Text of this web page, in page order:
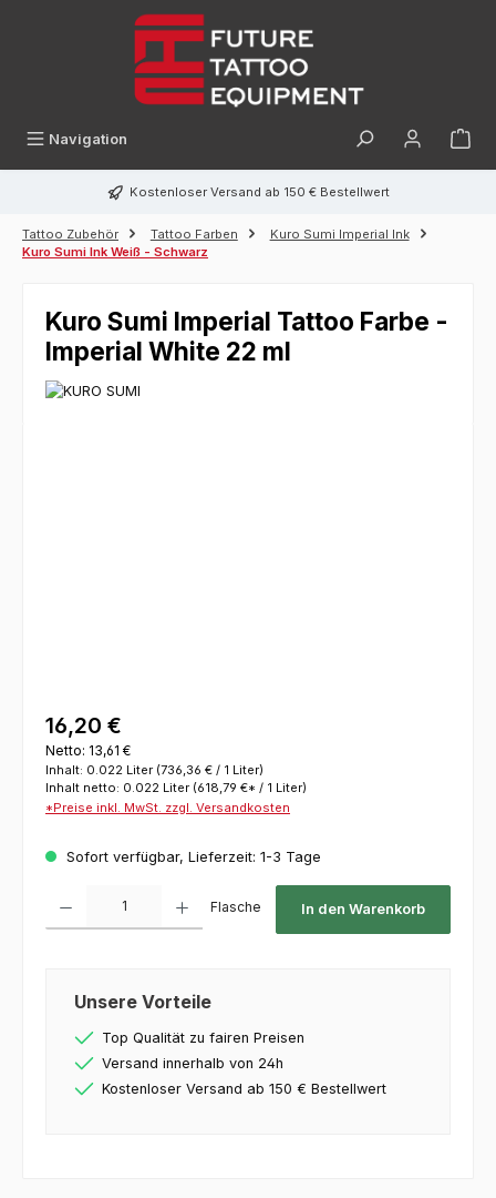
Navigation
Kostenloser Versand ab 150 € Bestellwert
Tattoo Zubehör Tattoo Farben
Kuro Sumi Imperial Ink
Kuro Sumi Ink Weiß - Schwarz
Kuro Sumi Imperial Tattoo Farbe -
Imperial White 22 ml
16,20 €
Netto: 13,61 €
Inhalt: 0.022 Liter (736,36 € / 1 Liter)
Inhalt netto: 0.022 Liter (618,79 €* / 1 Liter)
*Preise inkl. MwSt. zzgl. Versandkosten
Sofort verfügbar, Lieferzeit: 1-3 Tage
Flasche In den Warenkorb
Unsere Vorteile
Top Qualität zu fairen Preisen
Versand innerhalb von 24h
Kostenloser Versand ab 150 € Bestellwert